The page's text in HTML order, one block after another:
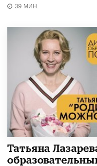
39 МИН.
Татьяна